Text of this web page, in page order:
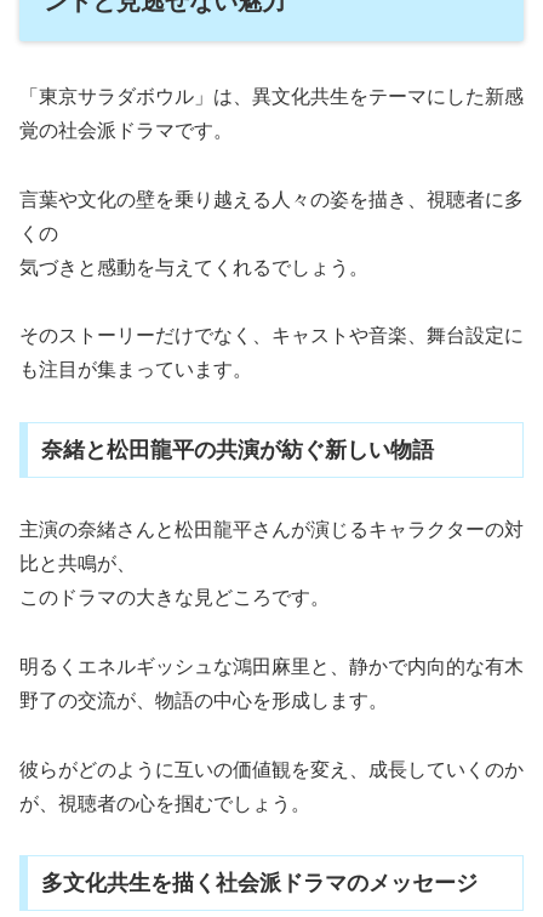
「東京サラダボウル」は、異文化共生をテーマにした新感
覚の社会派ドラマです。
言葉や文化の壁を乗り越える人々の姿を描き、視聴者に多
くの
気づきと感動を与えてくれるでしょう。
そのストーリーだけでなく、キャストや音楽、舞台設定に
も注目が集まっています。
奈緒と松田龍平の共演が紡ぐ新しい物語
主演の奈緒さんと松田龍平さんが演じるキャラクターの対
比と共鳴が、
このドラマの大きな見どころです。
明るくエネルギッシュな鴻田麻里と、静かで内向的な有木
野了の交流が、物語の中心を形成します。
彼らがどのように互いの価値観を変え、成長していくのか
が、視聴者の心を掴むでしょう。
多文化共生を描く社会派ドラマのメッセージ